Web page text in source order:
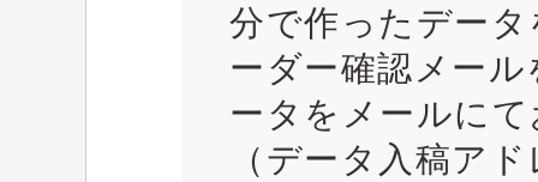
分で作ったデー
ーダー確認メー
ータをメールに
（データ入稿ア